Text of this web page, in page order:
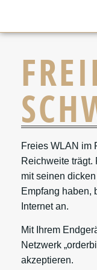
Freies WLAN im
Reichweite trägt.
mit seinen
Empfang haben,
Internet an.
Mit Ihrem
Netzwerk
akzeptieren.